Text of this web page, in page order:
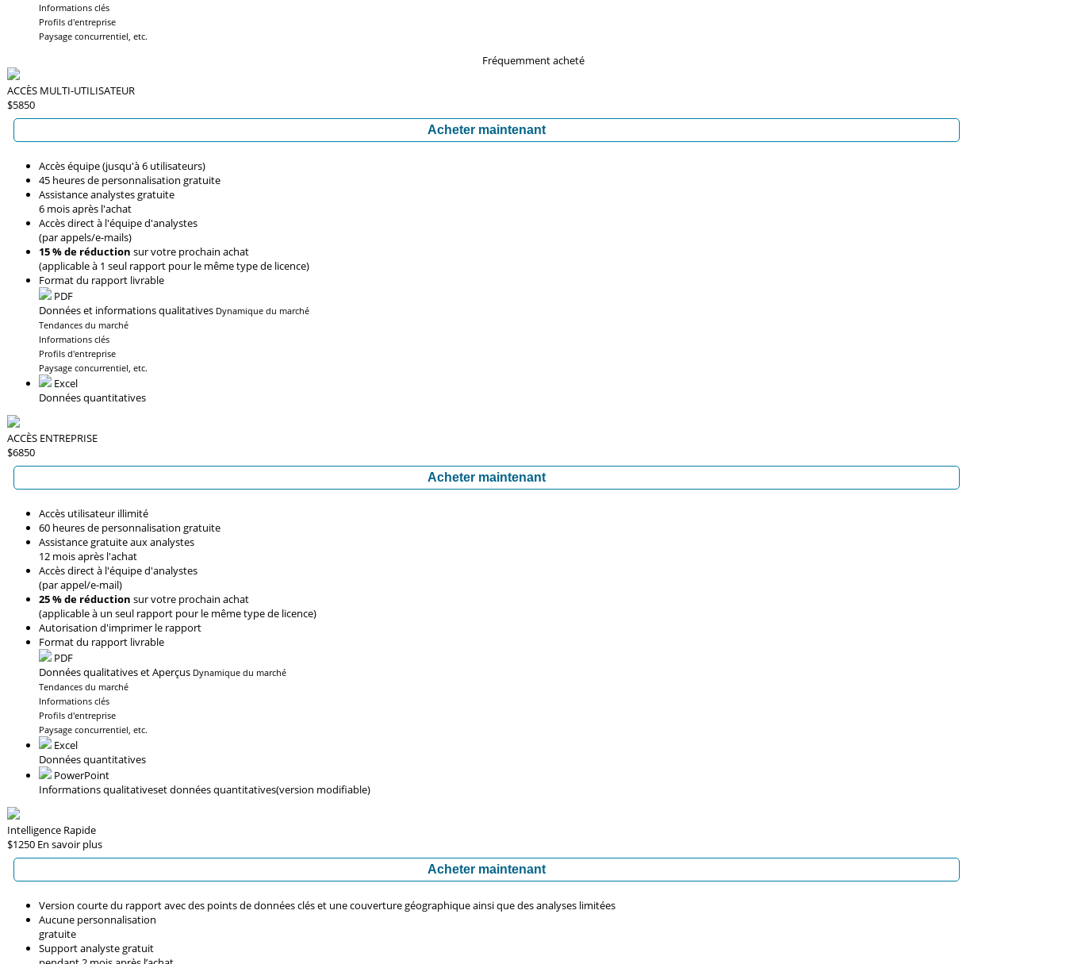
Informations clés
Profils d'entreprise
Paysage concurrentiel, etc.
Fréquemment acheté
ACCÈS MULTI-UTILISATEUR
$5850
Acheter maintenant
Accès équipe (jusqu'à 6 utilisateurs)
45 heures de personnalisation gratuite
Assistance analystes gratuite
6 mois après l'achat
Accès direct à l'équipe d'analystes
(par appels/e-mails)
15 % de réduction sur votre prochain achat
(applicable à 1 seul rapport pour le même type de licence)
Format du rapport livrable
PDF
Données et informations qualitatives Dynamique du marché
Tendances du marché
Informations clés
Profils d'entreprise
Paysage concurrentiel, etc.
Excel
Données quantitatives
ACCÈS ENTREPRISE
$6850
Acheter maintenant
Accès utilisateur illimité
60 heures de personnalisation gratuite
Assistance gratuite aux analystes
12 mois après l'achat
Accès direct à l'équipe d'analystes
(par appel/e-mail)
25 % de réduction sur votre prochain achat
(applicable à un seul rapport pour le même type de licence)
Autorisation d'imprimer le rapport
Format du rapport livrable
PDF
Données qualitatives et Aperçus Dynamique du marché
Tendances du marché
Informations clés
Profils d'entreprise
Paysage concurrentiel, etc.
Excel
Données quantitatives
PowerPoint
Informations qualitativeset données quantitatives(version modifiable)
Intelligence Rapide
$1250 En savoir plus
Acheter maintenant
Version courte du rapport avec des points de données clés et une couverture géographique ainsi que des analyses limitées
Aucune personnalisation
gratuite
Support analyste gratuit